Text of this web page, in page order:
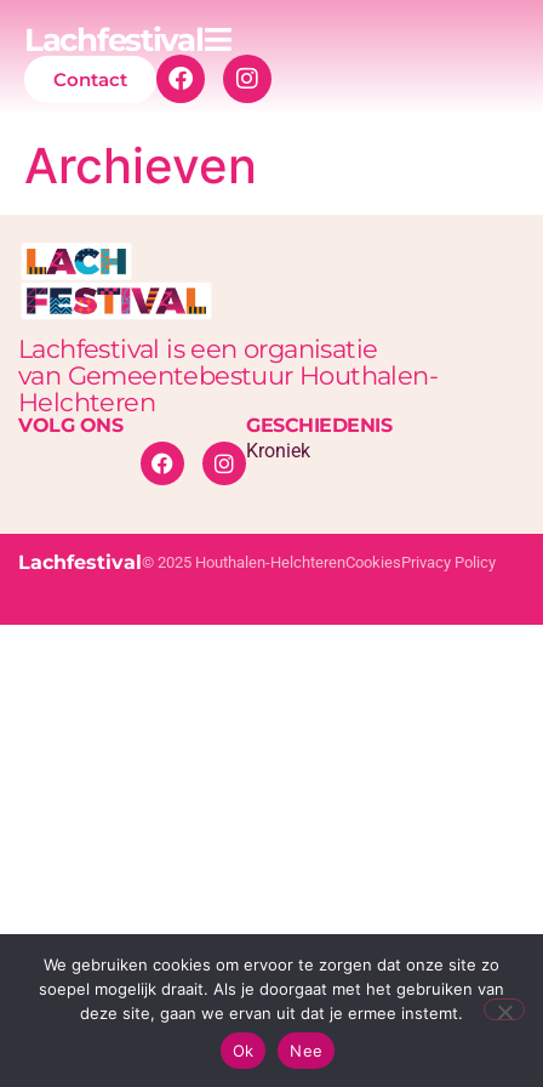
Lachfestival
Contact
Archieven
Lachfestival is een organisatie
van Gemeentebestuur Houthalen-
Helchteren
GESCHIEDENIS
Kroniek
VOLG ONS
Lachfestival© 2025 Houthalen-HelchterenCookiesPrivacy Policy
We gebruiken cookies om ervoor te zorgen dat onze site zo
soepel mogelijk draait. Als je doorgaat met het gebruiken van
deze site, gaan we ervan uit dat je ermee instemt.
Ok
Nee